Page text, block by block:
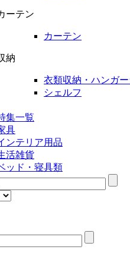
ーテン
カーテン
納
衣類収納・ハンガ
シェルフ
集一覧
具
ンテリア用品
活雑貨
ッド・寝具類